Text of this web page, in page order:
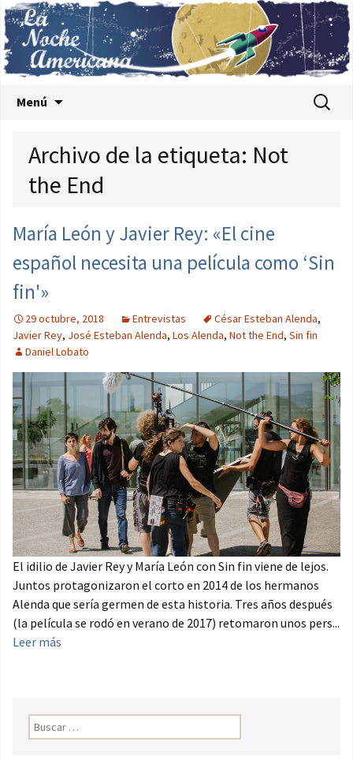
Menú Buscar:
Archivo de la etiqueta: Not
the End
María León y Javier Rey: «El cine
español necesita una película como ‘Sin
fin'»
29 octubre, 2018 Entrevistas César Esteban Alenda,
Javier Rey, José Esteban Alenda, Los Alenda, Not the End, Sin fin
Daniel Lobato
El idilio de Javier Rey y María León con Sin fin viene de lejos.
Juntos protagonizaron el corto en 2014 de los hermanos
Alenda que sería germen de esta historia. Tres años después
(la película se rodó en verano de 2017) retomaron unos pers...
Leer más
Buscar: